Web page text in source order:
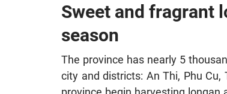
Sweet and fragrant
season
The province has nearly 5
city and districts: An Thi, Phu Cu,